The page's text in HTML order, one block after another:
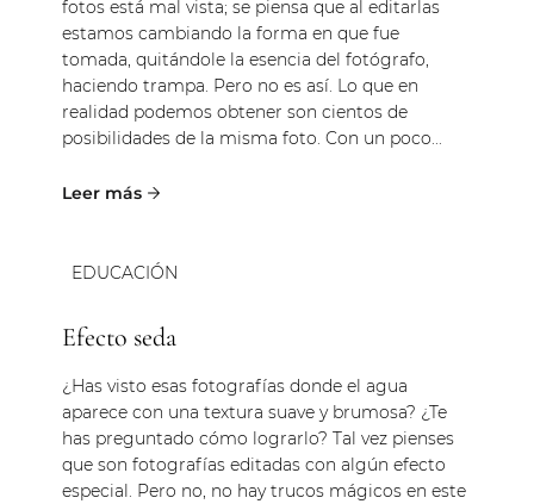
fotos está mal vista; se piensa que al editarlas
estamos cambiando la forma en que fue
tomada, quitándole la esencia del fotógrafo,
haciendo trampa. Pero no es así. Lo que en
realidad podemos obtener son cientos de
posibilidades de la misma foto. Con un poco...
Efecto seda
¿Has visto esas fotografías donde el agua
aparece con una textura suave y brumosa? ¿Te
has preguntado cómo lograrlo? Tal vez pienses
que son fotografías editadas con algún efecto
especial. Pero no, no hay trucos mágicos en este
EDUCACIÓN